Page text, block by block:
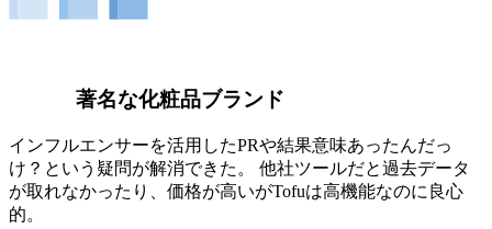
著名な化粧品ブランド
インフルエンサーを活用したPRや結果意味あったんだっ
け？という疑問が解消できた。 他社ツールだと過去データ
が取れなかったり、価格が高いがTofuは高機能なのに良心
的。